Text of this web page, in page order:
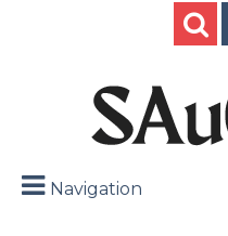
Navigation